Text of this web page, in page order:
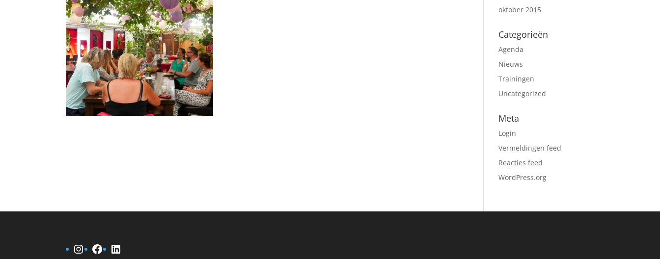
oktober 2015
Categorieën
Agenda
Nieuws
Trainingen
Uncategorized
Meta
Login
Vermeldingen feed
Reacties feed
WordPress.org
Instagram
Facebook
LinkedIn